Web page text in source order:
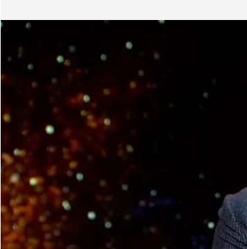
Víctor de Aldama busca los mensajes de amenazas de muerte
Horizonte
Madrid, 05 FEB 2026 - 23:44h.
Víctor de Aldama les da su
que lean en voz alta los
muerte
Víctor de Aldama responde a
querellará por sus